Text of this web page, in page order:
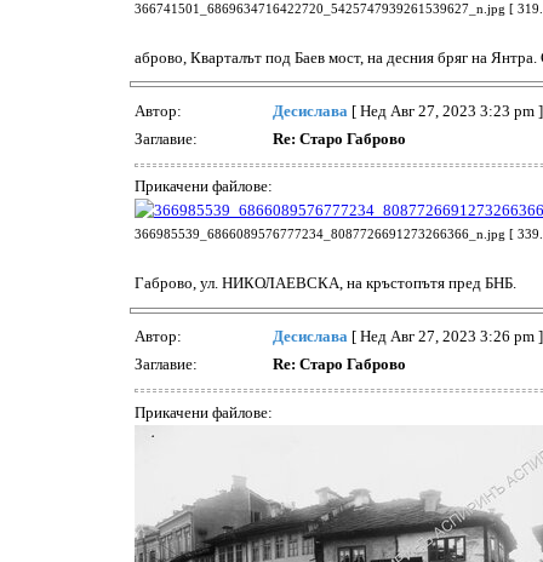
366741501_6869634716422720_5425747939261539627_n.jpg [
аброво, Кварталът под Баев мост, на десния бряг на
Автор: Десислава [ Нед Авг 27, 2023 3:23 pm ]
Заглавие:
Re: Старо Габрово
Прикачени файлове:
366985539_6866089576777234_8087726691273266366_n.jpg [
Габрово, ул. НИКОЛАЕВСКА, на кръстопътя пред БНБ.
Автор: Десислава [ Нед Авг 27, 2023 3:26 pm ]
Заглавие:
Re: Старо Габрово
Прикачени файлове: